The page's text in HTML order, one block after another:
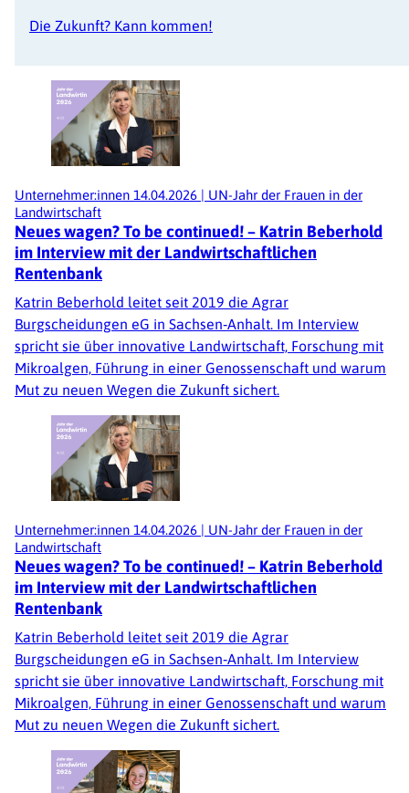
Die Zukunft? Kann kommen!
Unternehmer:innen 14.04.2026 | UN-Jahr der Frauen in der
Landwirtschaft
Neues wagen? To be continued! – Katrin Beberhold
im Interview mit der Landwirtschaftlichen
Rentenbank
Katrin Beberhold leitet seit 2019 die Agrar
Burgscheidungen eG in Sachsen‑Anhalt. Im Interview
spricht sie über innovative Landwirtschaft, Forschung mit
Mikroalgen, Führung in einer Genossenschaft und warum
Mut zu neuen Wegen die Zukunft sichert.
Unternehmer:innen 14.04.2026 | UN-Jahr der Frauen in der
Landwirtschaft
Neues wagen? To be continued! – Katrin Beberhold
im Interview mit der Landwirtschaftlichen
Rentenbank
Katrin Beberhold leitet seit 2019 die Agrar
Burgscheidungen eG in Sachsen‑Anhalt. Im Interview
spricht sie über innovative Landwirtschaft, Forschung mit
Mikroalgen, Führung in einer Genossenschaft und warum
Mut zu neuen Wegen die Zukunft sichert.